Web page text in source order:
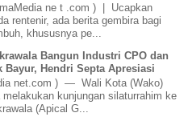
ne t .com ) | Ucapkan
rentenir, ada berita gembira bagi
khususnya pe...
Bangun Industri CPO dan
Bayur, Hendri Septa Apresiasi
net.com ) — Wali Kota (Wako)
melakukan kunjungan silaturrahim ke
(Apical G...